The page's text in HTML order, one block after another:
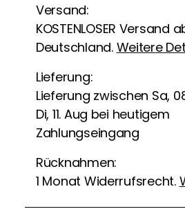
Versand:
KOSTENLOSER Versand
Deutschland. Weitere
Lieferung:
Lieferung zwischen Sa,
Di, 11. Aug bei heutigem
Zahlungseingang
Rücknahmen:
1 Monat Widerrufsrecht.